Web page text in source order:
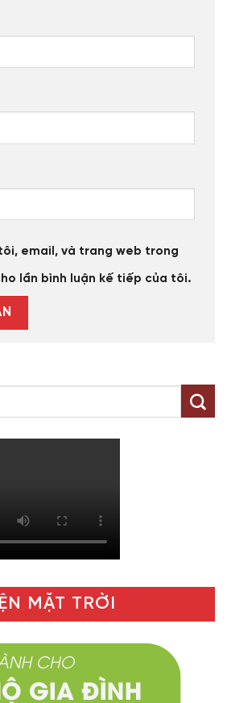
email, và trang web trong
lần bình luận kế tiếp của tôi.
MẶT TRỜI